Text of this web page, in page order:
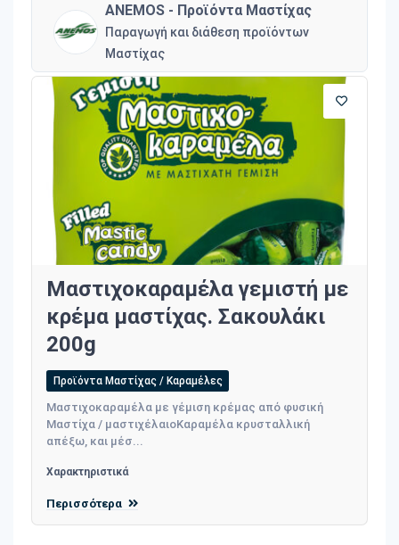
ANEMOS - Προϊόντα Μαστίχας
Παραγωγή και διάθεση προϊόντων
Μαστίχας
Μαστιχοκαραμέλα γεμιστή με
κρέμα μαστίχας. Σακουλάκι
200g
Προϊόντα Μαστίχας / Καραμέλες
Μαστιχοκαραμέλα με γέμιση κρέμας από φυσική
Μαστίχα / μαστιχέλαιοΚαραμέλα κρυσταλλική
απέξω, και μέσ...
Χαρακτηριστικά
Περισσότερα